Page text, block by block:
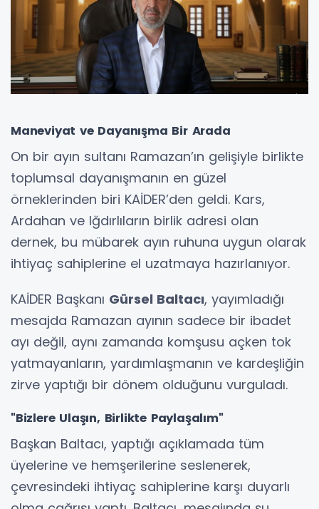
Maneviyat ve Dayanışma Bir Arada
On bir ayın sultanı Ramazan’ın gelişiyle birlikte
toplumsal dayanışmanın en güzel
örneklerinden biri KAİDER’den geldi. Kars,
Ardahan ve Iğdırlıların birlik adresi olan
dernek, bu mübarek ayın ruhuna uygun olarak
ihtiyaç sahiplerine el uzatmaya hazırlanıyor.
KAİDER Başkanı Gürsel Baltacı, yayımladığı
mesajda Ramazan ayının sadece bir ibadet
ayı değil, aynı zamanda komşusu açken tok
yatmayanların, yardımlaşmanın ve kardeşliğin
zirve yaptığı bir dönem olduğunu vurguladı.
"Bizlere Ulaşın, Birlikte Paylaşalım"
Başkan Baltacı, yaptığı açıklamada tüm
üyelerine ve hemşerilerine seslenerek,
çevresindeki ihtiyaç sahiplerine karşı duyarlı